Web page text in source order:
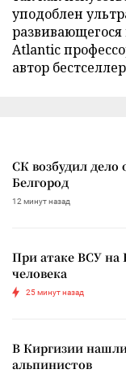
уподоблен
Atlantic
автор
СК возбудил дело
Белгород
12 минут назад
При атаке ВСУ на
человека
25 минут назад
В Киргизии
альпинистов